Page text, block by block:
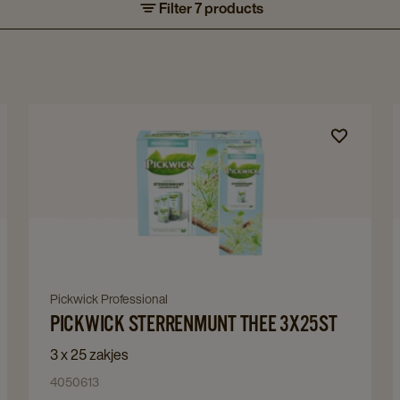
Filter 7 products
Navigate
to
Pickwick
Sterrenmunt
Thee
3x25st
Navigate
to
Pickwick
Sterrenmunt
Pickwick Professional
PICKWICK STERRENMUNT THEE 3X25ST
3 x 25 zakjes
4050613